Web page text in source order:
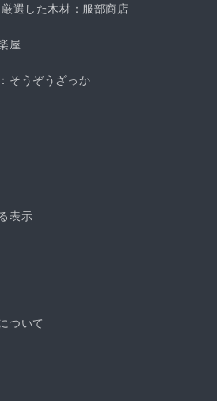
選した木材：服部商店
屋
そうぞうざっか
表示
ついて